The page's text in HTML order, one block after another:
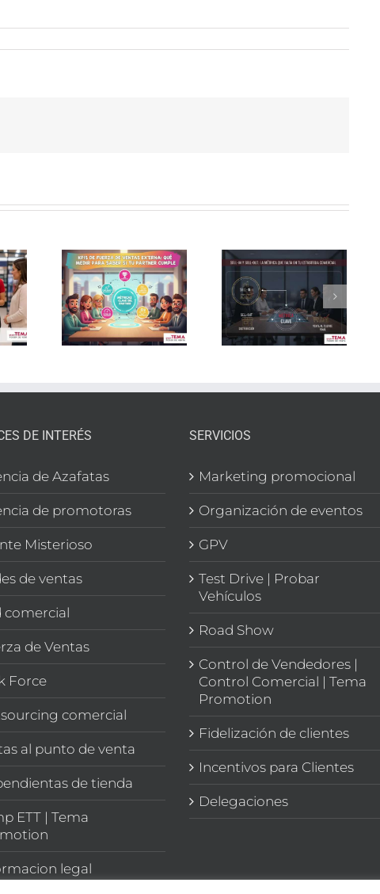
de
de
si
Sell-in y
Sell-out:
la
métrica
que falta
en tu
estrategia
Red de
ventas
externa
en
España:
GPV y
Task
DE INTERÉS
de Azafatas
de promotoras
Misterioso
de ventas
comercial
de Ventas
Force
comercial
al punto de venta
de tienda
ETT | Tema
legal
SERVICIOS
Marketing promocional
Organización de eventos
GPV
Test Drive | Probar
Vehículos
Road Show
Control de Vendedores |
Control Comercial | Tema
Promotion
Fidelización de clientes
Incentivos para Clientes
Delegaciones